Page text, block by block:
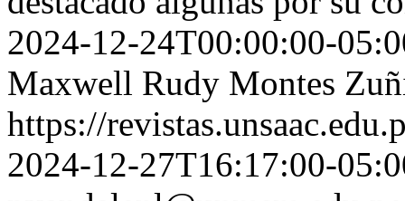
2024-12-24T00:00:00-
Maxwell Rudy Montes
https://
2024-12-27T16:17:00-